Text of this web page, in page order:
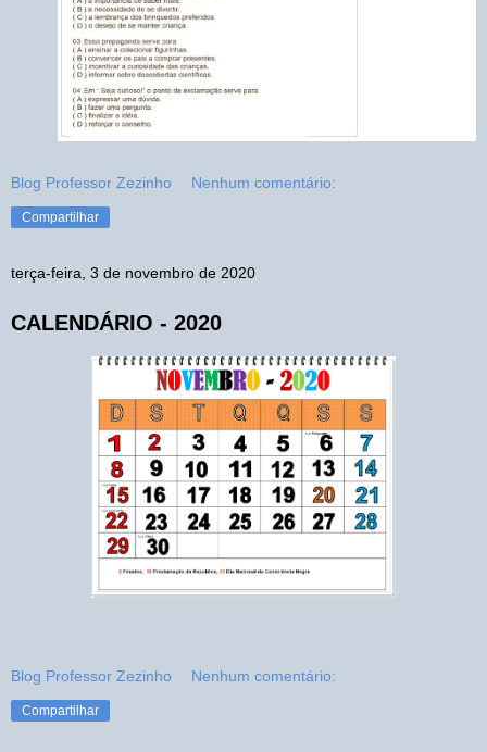
Blog Professor Zezinho Nenhum comentário:
Compartilhar
terça-feira, 3 de novembro de 2020
CALENDÁRIO - 2020
Blog Professor Zezinho Nenhum comentário:
Compartilhar